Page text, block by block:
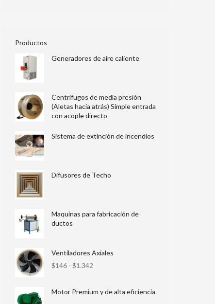
Productos
Generadores de aire caliente
Centrífugos de media presión
(Aletas hacia atrás) Simple entrada
con acople directo
Sistema de extinción de incendios
Difusores de Techo
Maquinas para fabricación de
ductos
Ventiladores Axiales
$146 - $1.342
Motor Premium y de alta eficiencia